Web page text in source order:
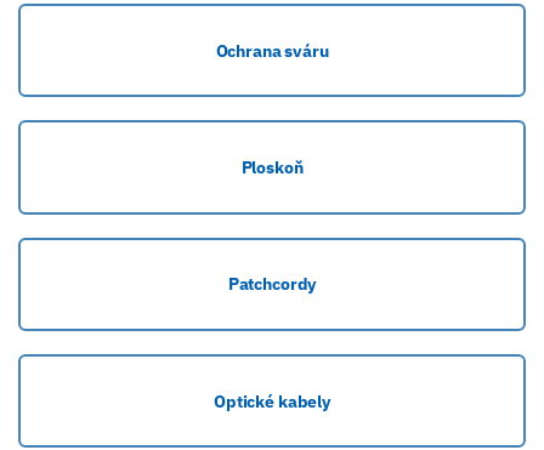
Ochrana sváru
Ploskoň
Patchcordy
Optické kabely